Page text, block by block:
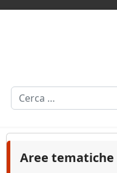
Cerca
Aree tematiche